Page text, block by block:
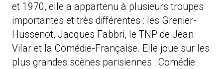
et 1970, elle a appartenu à plusieurs troupes
importantes et très différentes : les Grenier-
Hussenot, Jacques Fabbri, le TNP de Jean
Vilar et la Comédie-Française. Elle joue sur les
plus grandes scènes parisiennes : Comédie